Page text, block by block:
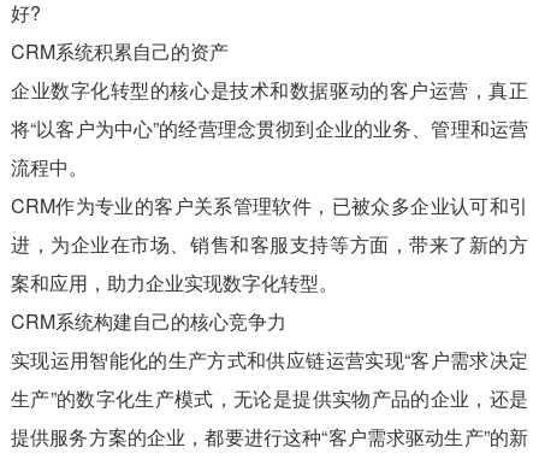
好?
CRM系统积累自己的资产
企业数字化转型的核心是技术和数据驱动的客户运营，真正
将“以客户为中心”的经营理念贯彻到企业的业务、管理和运营
流程中。
CRM作为专业的客户关系管理软件，已被众多企业认可和引
进，为企业在市场、销售和客服支持等方面，带来了新的方
案和应用，助力企业实现数字化转型。
CRM系统构建自己的核心竞争力
实现运用智能化的生产方式和供应链运营实现“客户需求决定
生产”的数字化生产模式，无论是提供实物产品的企业，还是
提供服务方案的企业，都要进行这种“客户需求驱动生产”的新